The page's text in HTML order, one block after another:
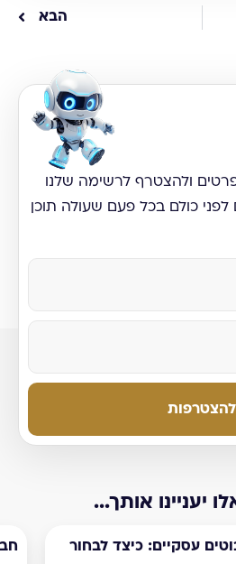
הבא
ולהצטרף לרשימה שלנו
לפני כולם בכל פעם שעולה תוכן
להצטרפות
יעניינו אותך...
עסקיים: כיצד לבחור